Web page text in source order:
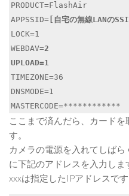
PRODUCT=FlashAir
APPSSID= [自宅の無線LANの
LOCK=1
WEBDAV=2
UPLOAD=1
TIMEZONE=36
DNSMODE=1
MASTERCODE=************
ここまで済んだら、カード
す。
カメラの電源を入れてしば
に下記のアドレスを入力しま
xxxは指定したIPアドレスで